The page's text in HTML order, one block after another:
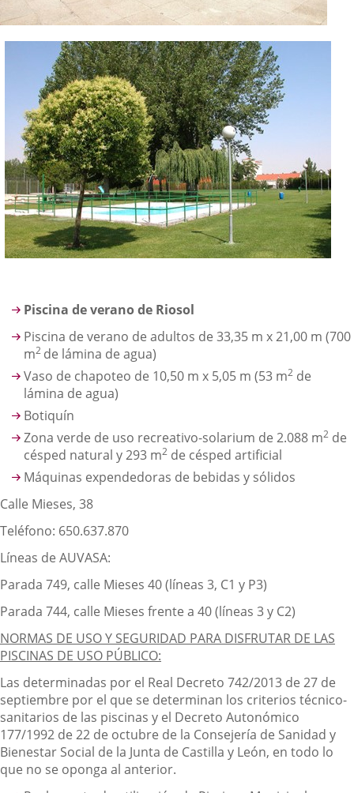
Piscina de verano de Riosol
Piscina de verano de adultos de 33,35 m x 21,00 m (700
m2 de lámina de agua)
Vaso de chapoteo de 10,50 m x 5,05 m (53 m2 de
lámina de agua)
Botiquín
Zona verde de uso recreativo-solarium de 2.088 m2 de
césped natural y 293 m2 de césped artificial
Máquinas expendedoras de bebidas y sólidos
Calle Mieses, 38
Teléfono: 650.637.870
Líneas de AUVASA:
Parada 749, calle Mieses 40 (líneas 3, C1 y P3)
Parada 744, calle Mieses frente a 40 (líneas 3 y C2)
NORMAS DE USO Y SEGURIDAD PARA DISFRUTAR DE LAS
PISCINAS DE USO PÚBLICO:
Las determinadas por el Real Decreto 742/2013 de 27 de
septiembre por el que se determinan los criterios técnico-
sanitarios de las piscinas y el Decreto Autonómico
177/1992 de 22 de octubre de la Consejería de Sanidad y
Bienestar Social de la Junta de Castilla y León, en todo lo
que no se oponga al anterior.